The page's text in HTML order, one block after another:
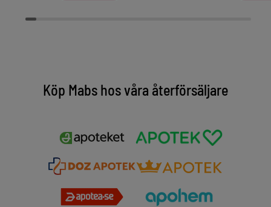
Köp Mabs hos våra återförsäljare